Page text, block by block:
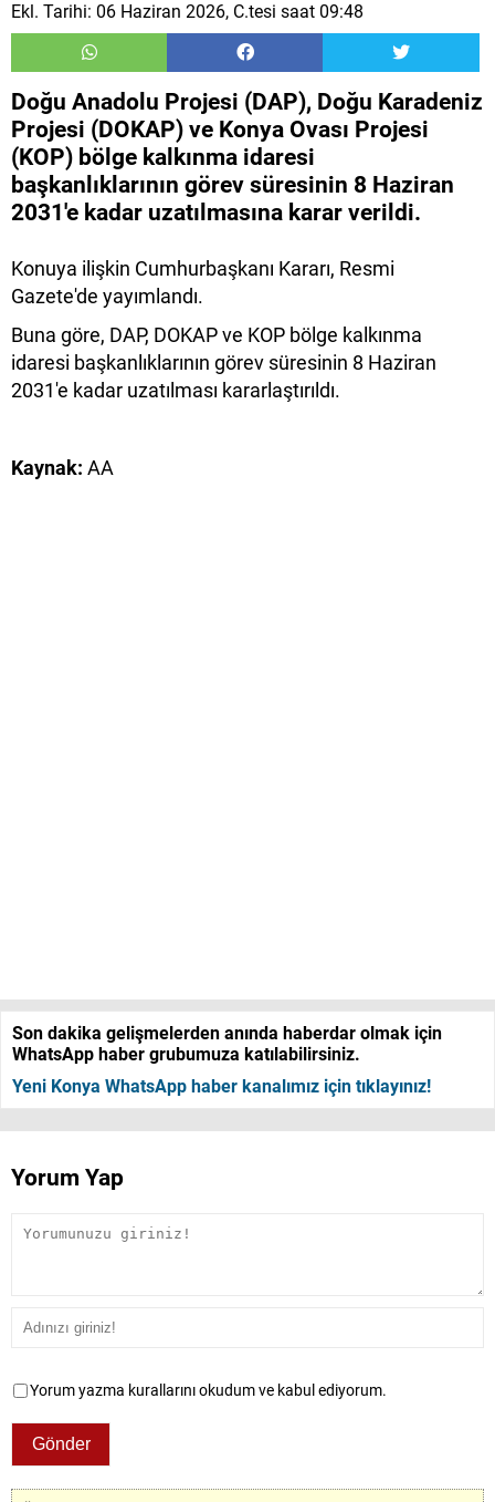
Ekl. Tarihi: 06 Haziran 2026, C.tesi saat 09:48
Doğu Anadolu Projesi (DAP), Doğu Karadeniz
Projesi (DOKAP) ve Konya Ovası Projesi
(KOP) bölge kalkınma idaresi
başkanlıklarının görev süresinin 8 Haziran
2031'e kadar uzatılmasına karar verildi.
Konuya ilişkin Cumhurbaşkanı Kararı, Resmi
Gazete'de yayımlandı.
Buna göre, DAP, DOKAP ve KOP bölge kalkınma
idaresi başkanlıklarının görev süresinin 8 Haziran
2031'e kadar uzatılması kararlaştırıldı.
Kaynak: AA
Son dakika gelişmelerden anında haberdar olmak için
WhatsApp haber grubumuza katılabilirsiniz.
Yeni Konya WhatsApp haber kanalımız için tıklayınız!
Yorum Yap
Yorum yazma kurallarını okudum ve kabul ediyorum.